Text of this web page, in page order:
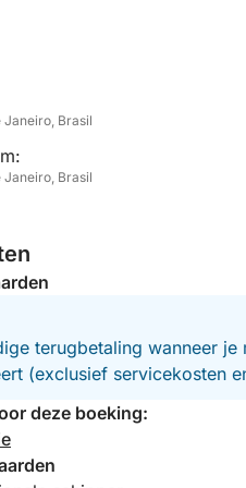
voor diegenen die willen
ontspannen, een duik te
vast te leggen vanuit een
Janeiro, Brasil
Janeiro, Brasil
terugbetaling wanneer
(exclusief servicekosten
deze boeking: